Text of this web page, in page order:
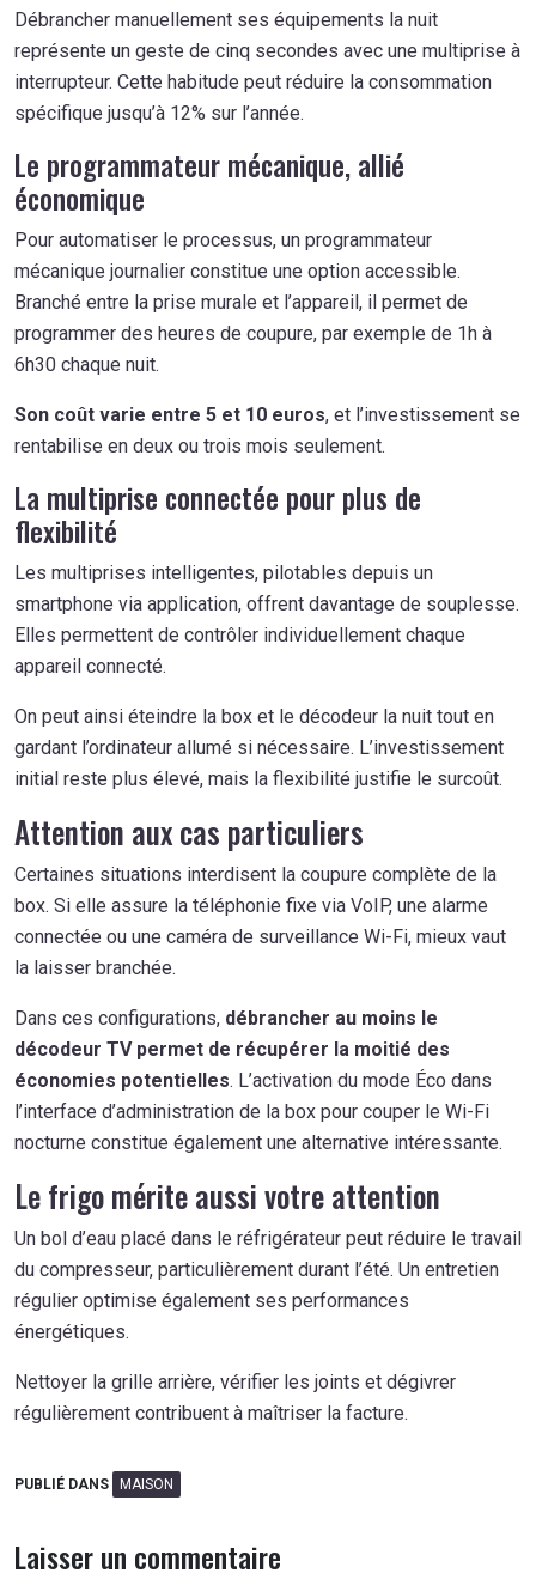
Débrancher manuellement ses équipements la nuit
représente un geste de cinq secondes avec une multiprise à
interrupteur. Cette habitude peut réduire la consommation
spécifique jusqu’à 12% sur l’année.
Le programmateur mécanique, allié
économique
Pour automatiser le processus, un programmateur
mécanique journalier constitue une option accessible.
Branché entre la prise murale et l’appareil, il permet de
programmer des heures de coupure, par exemple de 1h à
6h30 chaque nuit.
Son coût varie entre 5 et 10 euros, et l’investissement se
rentabilise en deux ou trois mois seulement.
La multiprise connectée pour plus de
flexibilité
Les multiprises intelligentes, pilotables depuis un
smartphone via application, offrent davantage de souplesse.
Elles permettent de contrôler individuellement chaque
appareil connecté.
On peut ainsi éteindre la box et le décodeur la nuit tout en
gardant l’ordinateur allumé si nécessaire. L’investissement
initial reste plus élevé, mais la flexibilité justifie le surcoût.
Attention aux cas particuliers
Certaines situations interdisent la coupure complète de la
box. Si elle assure la téléphonie fixe via VoIP, une alarme
connectée ou une caméra de surveillance Wi-Fi, mieux vaut
la laisser branchée.
Dans ces configurations, débrancher au moins le
décodeur TV permet de récupérer la moitié des
économies potentielles. L’activation du mode Éco dans
l’interface d’administration de la box pour couper le Wi-Fi
nocturne constitue également une alternative intéressante.
Le frigo mérite aussi votre attention
Un bol d’eau placé dans le réfrigérateur peut réduire le travail
du compresseur, particulièrement durant l’été. Un entretien
régulier optimise également ses performances
énergétiques.
Nettoyer la grille arrière, vérifier les joints et dégivrer
régulièrement contribuent à maîtriser la facture.
PUBLIÉ DANS MAISON
Laisser un commentaire